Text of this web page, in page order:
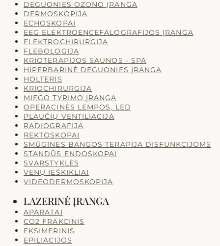
DEGUONIES OZONO ĮRANGA
DERMOSKOPIJA
ECHOSKOPAI
EEG ELEKTROENCEFALOGRAFIJOS ĮRANGA
ELEKTROCHIRURGIJA
FLEBOLOGIJA
KRIOTERAPIJOS SAUNOS - SPA
HIPERBARINĖ DEGUONIES ĮRANGA
HOLTERIS
KRIOCHIRURGIJA
MIEGO TYRIMO ĮRANGA
OPERACINĖS LEMPOS, LED
PLAUČIŲ VENTILIACIJA
RADIOGRAFIJA
REKTOSKOPAI
SMŪGINĖS BANGOS TERAPIJA DISFUNKCIJOMS
STANDŪS ENDOSKOPAI
SVARSTYKLĖS
VENŲ IEŠKIKLIAI
VIDEODERMOSKOPIJA
LAZERINĖ ĮRANGA
APARATAI
CO2 FRAKCINIS
EKSIMERINIS
EPILIACIJOS